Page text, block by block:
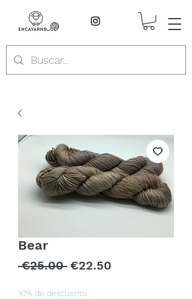
Bear
€25.00 Regular
€22.50
10% de descuento